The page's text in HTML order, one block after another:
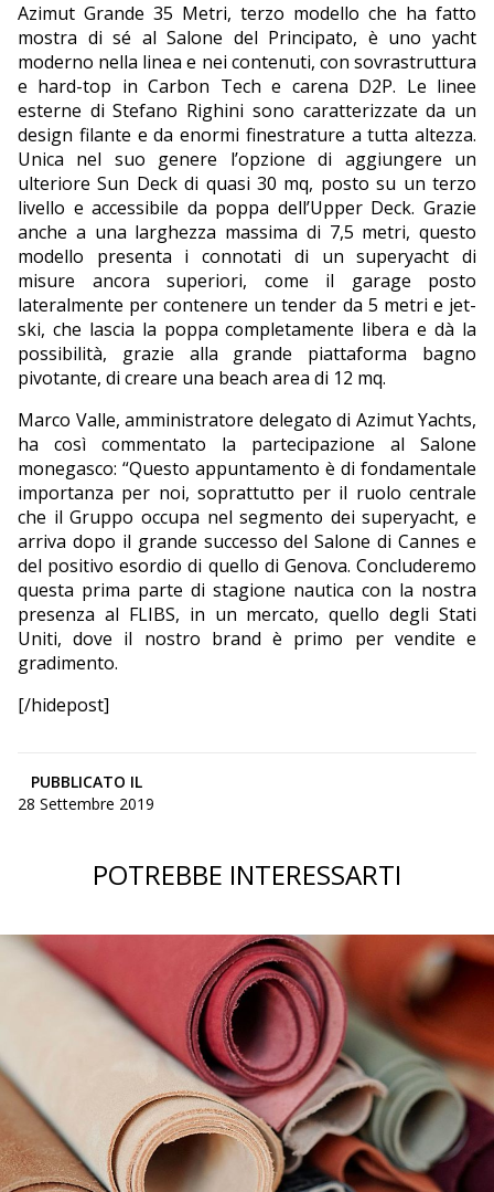
Azimut Grande 35 Metri, terzo modello che ha fatto
mostra di sé al Salone del Principato, è uno yacht
moderno nella linea e nei contenuti, con sovrastruttura
e hard-top in Carbon Tech e carena D2P. Le linee
esterne di Stefano Righini sono caratterizzate da un
design filante e da enormi finestrature a tutta altezza.
Unica nel suo genere l’opzione di aggiungere un
ulteriore Sun Deck di quasi 30 mq, posto su un terzo
livello e accessibile da poppa dell’Upper Deck. Grazie
anche a una larghezza massima di 7,5 metri, questo
modello presenta i connotati di un superyacht di
misure ancora superiori, come il garage posto
lateralmente per contenere un tender da 5 metri e jet-
ski, che lascia la poppa completamente libera e dà la
possibilità, grazie alla grande piattaforma bagno
pivotante, di creare una beach area di 12 mq.
Marco Valle, amministratore delegato di Azimut Yachts,
ha così commentato la partecipazione al Salone
monegasco: “Questo appuntamento è di fondamentale
importanza per noi, soprattutto per il ruolo centrale
che il Gruppo occupa nel segmento dei superyacht, e
arriva dopo il grande successo del Salone di Cannes e
del positivo esordio di quello di Genova. Concluderemo
questa prima parte di stagione nautica con la nostra
presenza al FLIBS, in un mercato, quello degli Stati
Uniti, dove il nostro brand è primo per vendite e
gradimento.
[/hidepost]
PUBBLICATO IL
28 Settembre 2019
POTREBBE INTERESSARTI